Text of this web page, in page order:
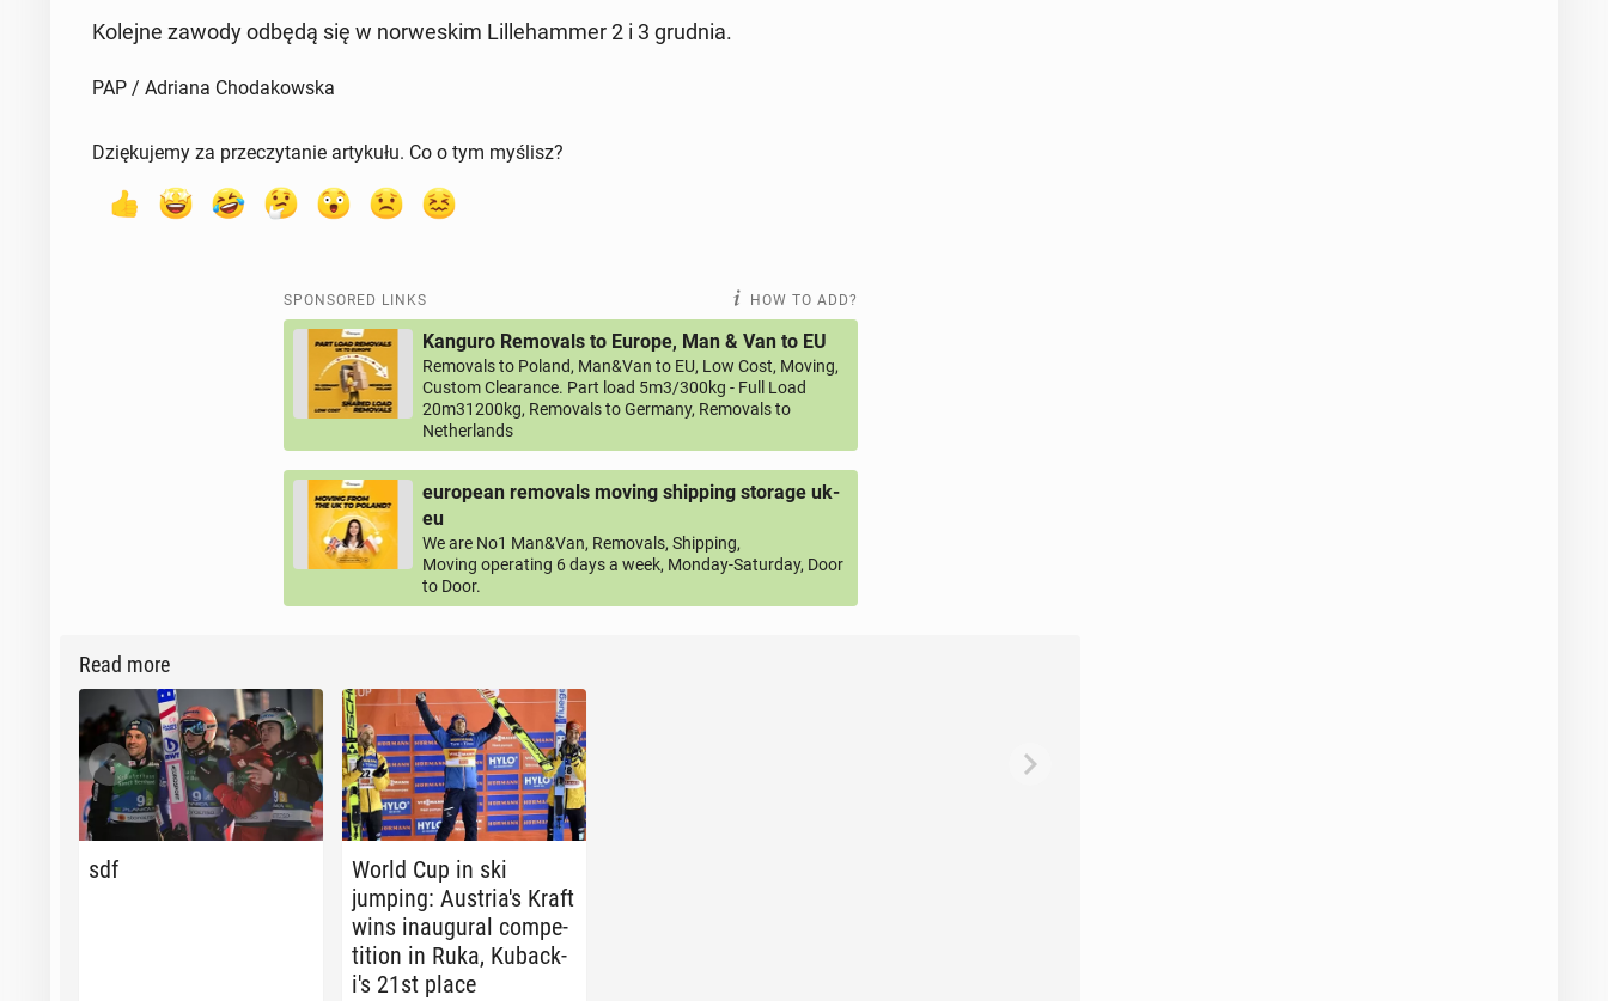
Kolejne zawody odbędą się w nor­weskim Lille­ham­mer 2 i 3 grudnia.
PAP / Adriana Chodakowska
Dziękujemy za przeczytanie artykułu. Co o tym myślisz?
SPONSORED LINKS HOW TO ADD?
Kanguro Removals to Europe, Man & Van to EU
Removals to Poland, Man&Van to EU, Low Cost, Moving,
Custom Clearance. Part load 5m3/300kg - Full Load
20m31200kg, Removals to Germany, Removals to
Netherlands
european removals moving shipping storage uk-
eu
We are No1 Man&Van, Removals, Shipping,
Moving operating 6 days a week, Monday-Saturday, Door
to Door.
Read more
sdf
World Cup in ski
jumping: Aus­tri­a's Kraft
wins in­au­gur­al com­pe­
ti­tion in Ruka, Kuback­
i's 21st place